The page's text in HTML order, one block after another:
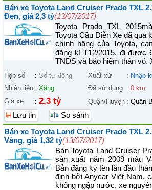
Bán xe Toyota Land Cruiser Prado TXL
Đen, giá 2,3 tỷ(13/07/2017)
Toyota Prado TXL
Toyota Cầu Diễn Xe đã qua
chính hãng của Toyota,
đăng kí T12/2015, đi được
TNDS và bảo hiểm thân vỏ.
Hộp số : Số tự động Xuất xứ : Nhập
Nhiên liệu : Xăng Đã sử dụng : 0 km
Giá xe
: 2,3 tỷ Quận/Huyện : Quận
Lưu tin
So sánh
Bán xe Toyota Land Cruiser Prado TXL
Vàng, giá 1,32 tỷ(13/07/2017)
Bán Toyota Land Cruiser
sản xuất năm 2009 màu
Bản đăng ký tên lần đầu
định bởi Anycar Việt Nam,
không ngập nước, xe